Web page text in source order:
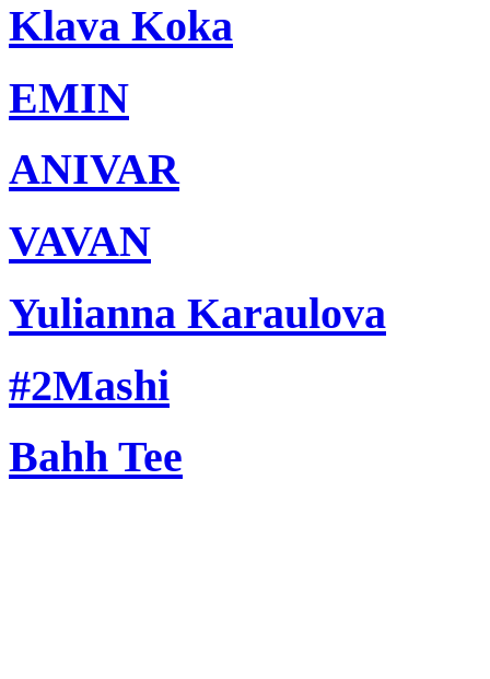
Klava Koka
EMIN
ANIVAR
VAVAN
Yulianna Karaulova
#2Mashi
Bahh Tee